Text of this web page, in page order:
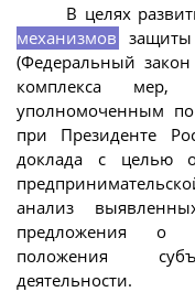
В целях
механизмов
(Федеральный закон
комплекса
уполномоченным
при Президенте
доклада с целью
анализ
предложения о
положения
деятельности.